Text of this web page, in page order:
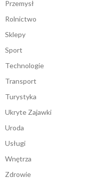
Przemysł
Rolnictwo
Sklepy
Sport
Technologie
Transport
Turystyka
Ukryte Zajawki
Uroda
Usługi
Wnętrza
Zdrowie